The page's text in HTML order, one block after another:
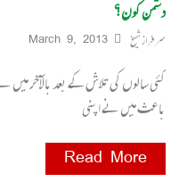
دشمن کون؟
سرفراز شیخ March 9, 2013
کئی سالوں کی تلاش کے بعد بالآخر
باعث میں نے اپنی
Read More